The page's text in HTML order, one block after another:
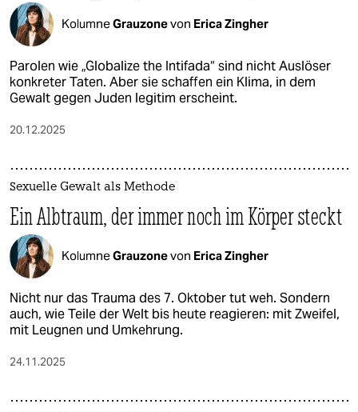
KolumneGrauzonevon Erica Zingher
Parolen wie „Globalize the Intifada“ sind nicht Auslöser
konkreter Taten. Aber sie schaffen ein Klima, in dem
Gewalt gegen Juden legitim erscheint.
20.12.2025
Sexuelle Gewalt als Methode
Ein Albtraum, der immer noch im Körper steckt
KolumneGrauzonevon Erica Zingher
Nicht nur das Trauma des 7. Oktober tut weh. Sondern
auch, wie Teile der Welt bis heute reagieren: mit Zweifel,
mit Leugnen und Umkehrung.
24.11.2025